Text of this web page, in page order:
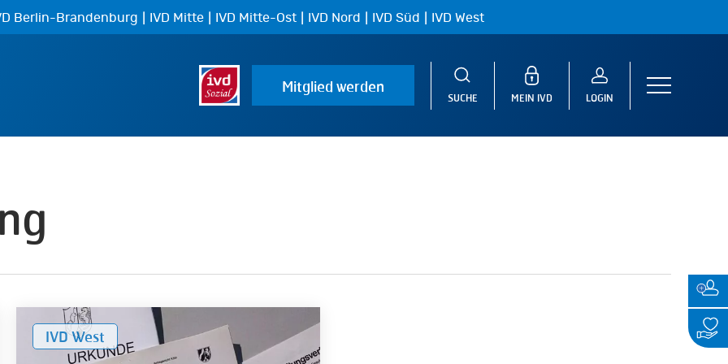
Berlin-Brandenburg | IVD Mitte | IVD Mitte-Ost | IVD Nord | IVD Süd | IVD West
Mitglied werden
SUCHE MEIN IVD LOGIN
Menu
Immobilien
schwarzIVD West